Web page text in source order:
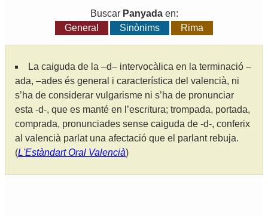
Buscar Panyadaen:
General
Sinònims Rima
La caiguda de la –d– intervocàlica en la terminació –
ada, –ades és general i característica del valencià, ni
s’ha de considerar vulgarisme ni s’ha de pronunciar
esta -d-, que es manté en l’escritura; trompada, portada,
comprada, pronunciades sense caiguda de -d-, conferix
al valencià parlat una afectació que el parlant rebuja.
(L'Estàndart Oral Valencià)